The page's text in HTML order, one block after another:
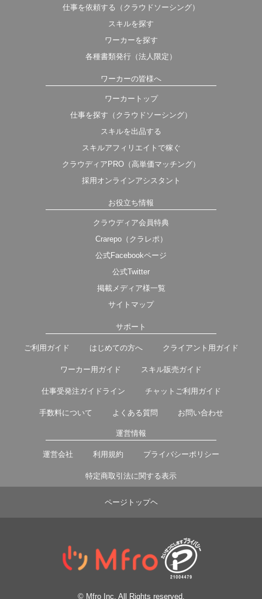
仕事を依頼する（クラウドソーシング）
スキルを探す
ワーカーを探す
各種書類発行（法人限定）
ワーカーの皆様へ
ワーカートップ
仕事を探す（クラウドソーシング）
スキルを出品する
スキルアフィリエイトで稼ぐ
クラウディアPRO（高単価マッチング）
採用オンラインアシスタント
お役立ち情報
クラウディア会員特典
Crarepo（クラレポ）
公式Facebookページ
公式Twitter
掲載メディア様一覧
サイトマップ
サポート
ご利用ガイド はじめての方へ クライアント用ガイド
ワーカー用ガイド スキル販売ガイド
仕事受発注ガイドライン チャットご利用ガイド
手数料について よくある質問 お問い合わせ
運営情報
運営会社 利用規約 プライバシーポリシー
特定商取引法に関する表示
ページトップヘ
© Mfro Inc. All Rights reserved.